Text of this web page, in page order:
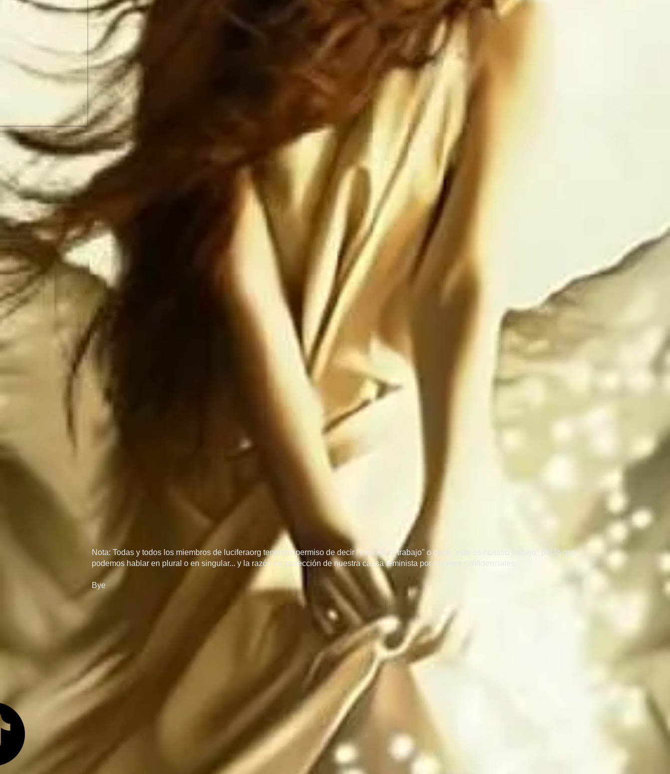
Estados Unidos va a caer, ya está cayendo, y si Estados
Unidos ataca a México, entonces Estados Unidos caerá aún
NO HAY MANERA de que Estados Unidos siga siendo la
primera potencia mundial... y el IMPERIO
ESTADOUNIDENSE no durará ni una fracción de lo que duró
Espero que no nos ataquen, pero si nos atacan los saludo
antes de que sean ANIQUILADOS por SUS propias
construcciones paradójicas que son más grandes de lo que
Atentamente: Satanás
Nota: Todas y todos los miembros de luciferaorg tenemos permiso de decir "este es mi trabajo" o decir "este es nuestro trabajo" por lo que
podemos hablar en plural o en singular... y la razón es protección de nuestra causa feminista por razones confidenciales
Bye